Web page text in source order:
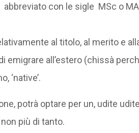
con le sigle MSc o
al titolo, al merito e
emigrare all’estero (chissà
‘native’.
potrà optare per un, udite
più di tanto.